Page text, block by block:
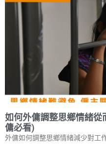
如何外傭調整思鄉情緒從
傭必看)
外傭如何調整思鄉情緒減少對工